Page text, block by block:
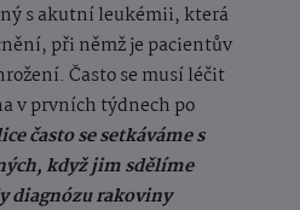
s akutní leukémii, která
při němž je pacientův
Často se musí léčit
v prvních týdnech po
často se setkáváme s
když jim sdělíme
diagnózu rakoviny